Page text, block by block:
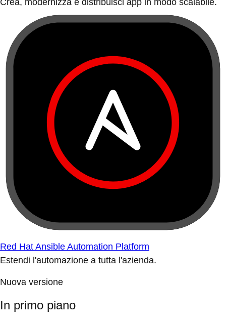
Crea, modernizza e distribuisci app in modo scalabile.
Red Hat Ansible Automation Platform
Estendi l'automazione a tutta l'azienda.
Nuova versione
In primo piano